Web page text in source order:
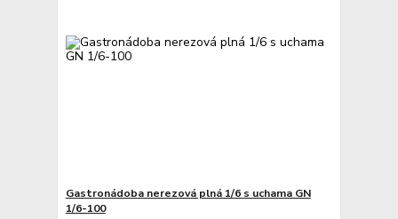
Gastronádoba nerezová plná 1/6 s uchama GN
1/6-100